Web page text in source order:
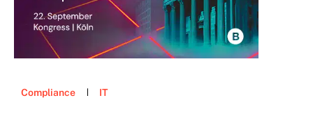
Compliance IT